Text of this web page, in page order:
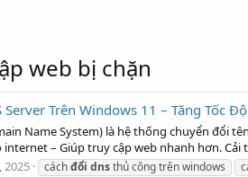
web bị chặn
Trên Windows 11 – Tăng Tốc
Name System) là hệ thống chuyển đổi
– Giúp truy cập web nhanh hơn.
2025 cáchđổi dnsthủ công trên windows